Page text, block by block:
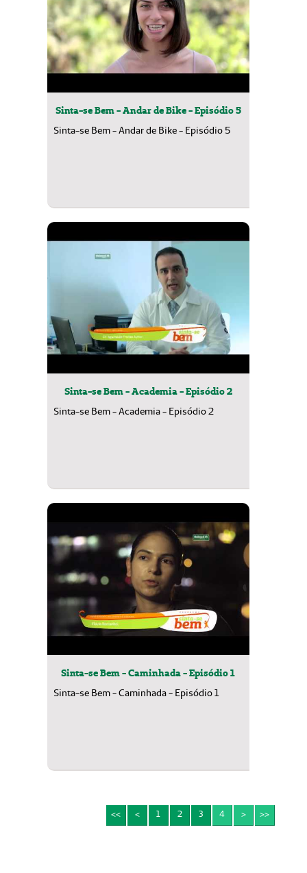
Sinta-se Bem - Andar de Bike - Episódio 5
Sinta-se Bem - Andar de Bike - Episódio 5
Sinta-se Bem - Academia - Episódio 2
Sinta-se Bem - Academia - Episódio 2
Sinta-se Bem - Caminhada - Episódio 1
Sinta-se Bem - Caminhada - Episódio 1
<< < 1 2 3 4 > >>